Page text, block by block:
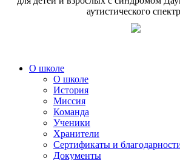
аутистического
О школе
О школе
История
Миссия
Команда
Ученики
Хранители
Сертификаты и
Документы